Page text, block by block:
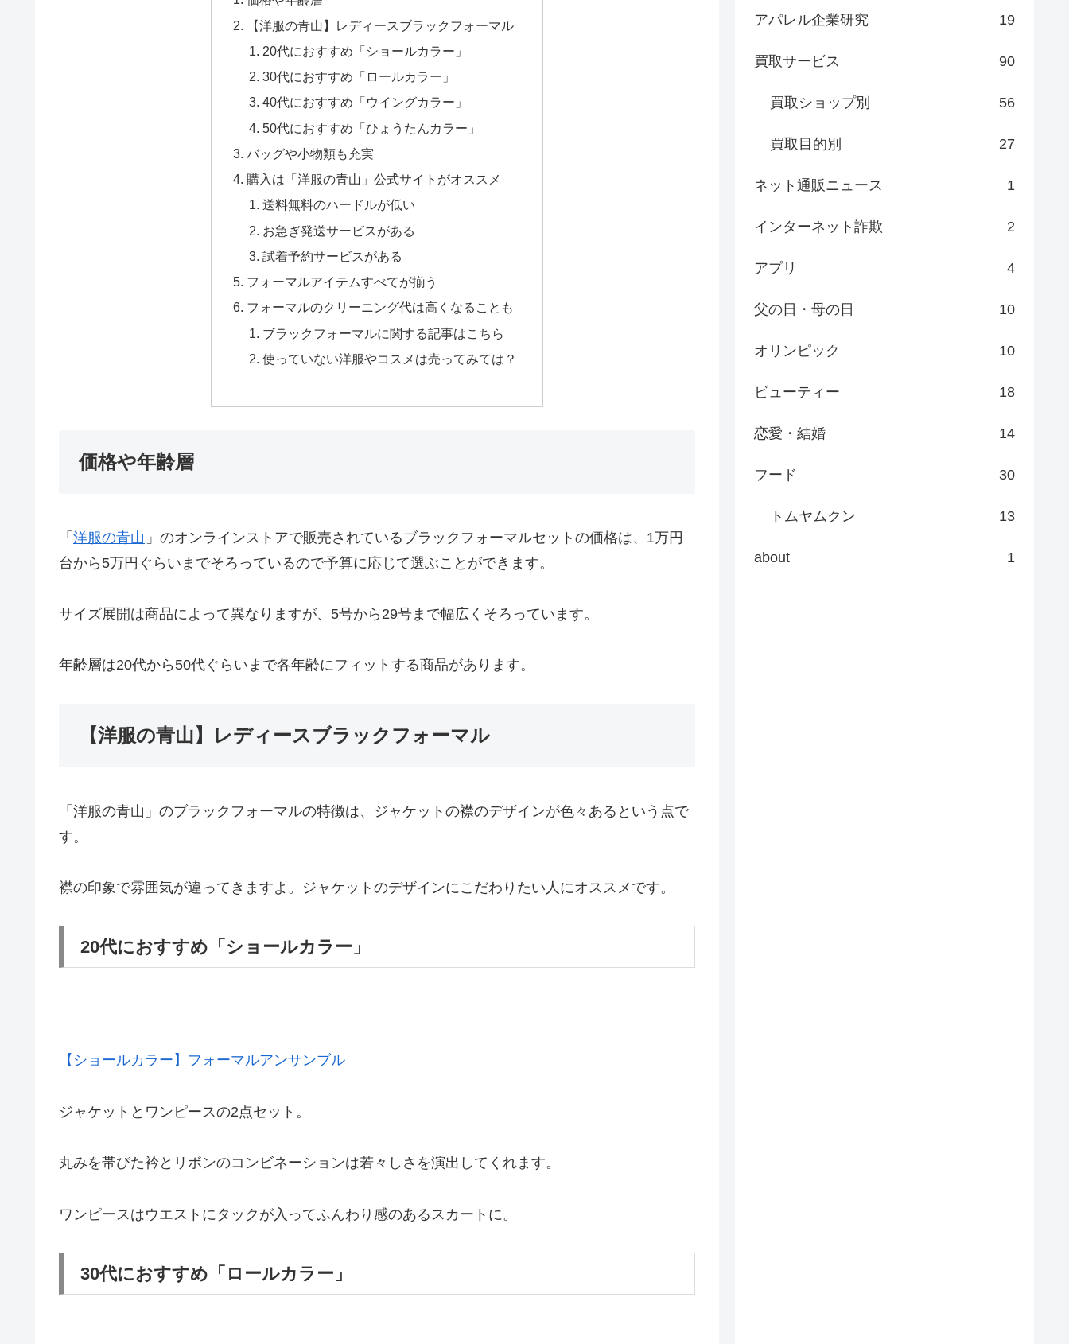
【洋服の青山】レディースブラックフォーマル
20代におすすめ「ショールカラー」
30代におすすめ「ロールカラー」
40代におすすめ「ウイングカラー」
50代におすすめ「ひょうたんカラー」
バッグや小物類も充実
購入は「洋服の青山」公式サイトがオススメ
送料無料のハードルが低い
お急ぎ発送サービスがある
試着予約サービスがある
フォーマルアイテムすべてが揃う
フォーマルのクリーニング代は高くなることも
ブラックフォーマルに関する記事はこちら
使っていない洋服やコスメは売ってみては？
価格や年齢層
「 洋服の青山 」のオンラインストアで販売されているブラックフォーマルセットの価格は、1万円
台から5万円ぐらいまでそろっているので予算に応じて選ぶことができます。
サイズ展開は商品によって異なりますが、5号から29号まで幅広くそろっています。
年齢層は20代から50代ぐらいまで各年齢にフィットする商品があります。
【洋服の青山】レディースブラックフォーマル
「洋服の青山」のブラックフォーマルの特徴は、ジャケットの襟のデザインが色々あるという点で
す。
襟の印象で雰囲気が違ってきますよ。ジャケットのデザインにこだわりたい人にオススメです。
20代におすすめ「ショールカラー」
【ショールカラー】フォーマルアンサンブル
ジャケットとワンピースの2点セット。
丸みを帯びた衿とリボンのコンビネーションは若々しさを演出してくれます。
ワンピースはウエストにタックが入ってふんわり感のあるスカートに。
30代におすすめ「ロールカラー」
アパレル企業研究 19
買取サービス 90
買取ショップ別 56
買取目的別 27
ネット通販ニュース 1
インターネット詐欺 2
アプリ 4
父の日・母の日 10
オリンピック 10
ビューティー 18
恋愛・結婚 14
フード 30
トムヤムクン 13
about 1